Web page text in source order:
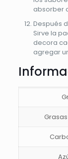
absorber
Después
Sirve la
decora
agregar